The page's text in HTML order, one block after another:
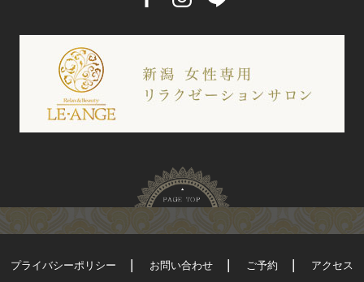
プライバシーポリシー お問い合わせ ご予約 アクセス